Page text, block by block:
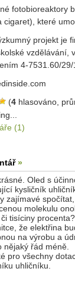
fotobioreaktory
cigaret), které
projekt je
vzdělávání,
4-7531.60/
(4 hlasováno,
(1)
»
Oled s
kysličník
zajímavé
molekulu
tisíciny procenta?
že elektřina
na výrobu a
nějaký řád méně.
pro všechny
uhličníku.